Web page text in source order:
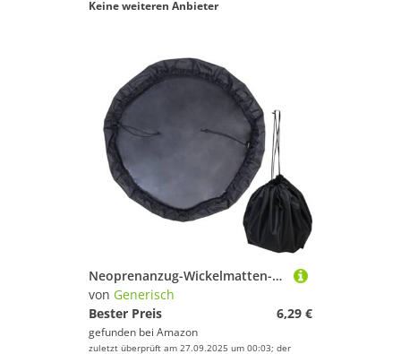
Keine weiteren Anbieter
Neoprenanzug-Wickelmatten-Tasche, Neoprenanzug-Wickelmatten-Tasche | Surfen Neoprenanzug Wickelunterlage Trockentasche,Wasserdichte -Trockentasche, Surfzubehör zum Surfen, Wakeboarden, Tauchen,
von Generisch
Bester Preis
6,29 €
gefunden bei Amazon
zuletzt überprüft am 27.09.2025 um 00:03; der